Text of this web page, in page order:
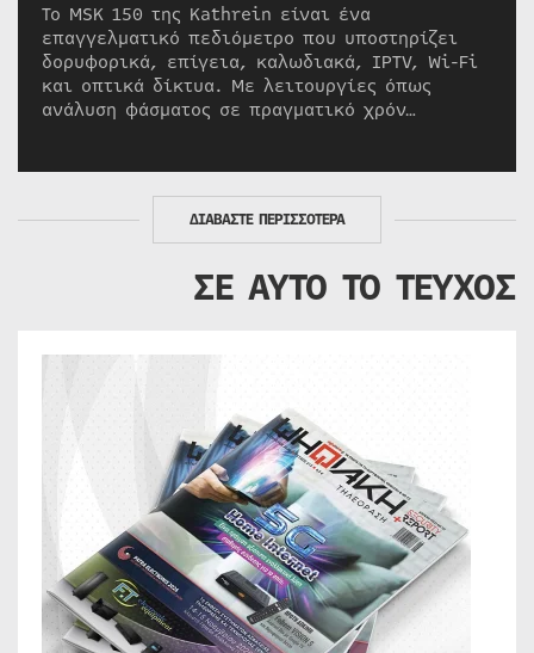
Το MSK 150 της Kathrein είναι ένα
επαγγελματικό πεδιόμετρο που υποστηρίζει
δορυφορικά, επίγεια, καλωδιακά, IPTV, Wi-Fi
και οπτικά δίκτυα. Με λειτουργίες όπως
ανάλυση φάσματος σε πραγματικό χρόν…
ΔΙΑΒΑΣΤΕ ΠΕΡΙΣΣΟΤΕΡΑ
ΣΕ ΑΥΤΟ ΤΟ ΤΕΥΧΟΣ